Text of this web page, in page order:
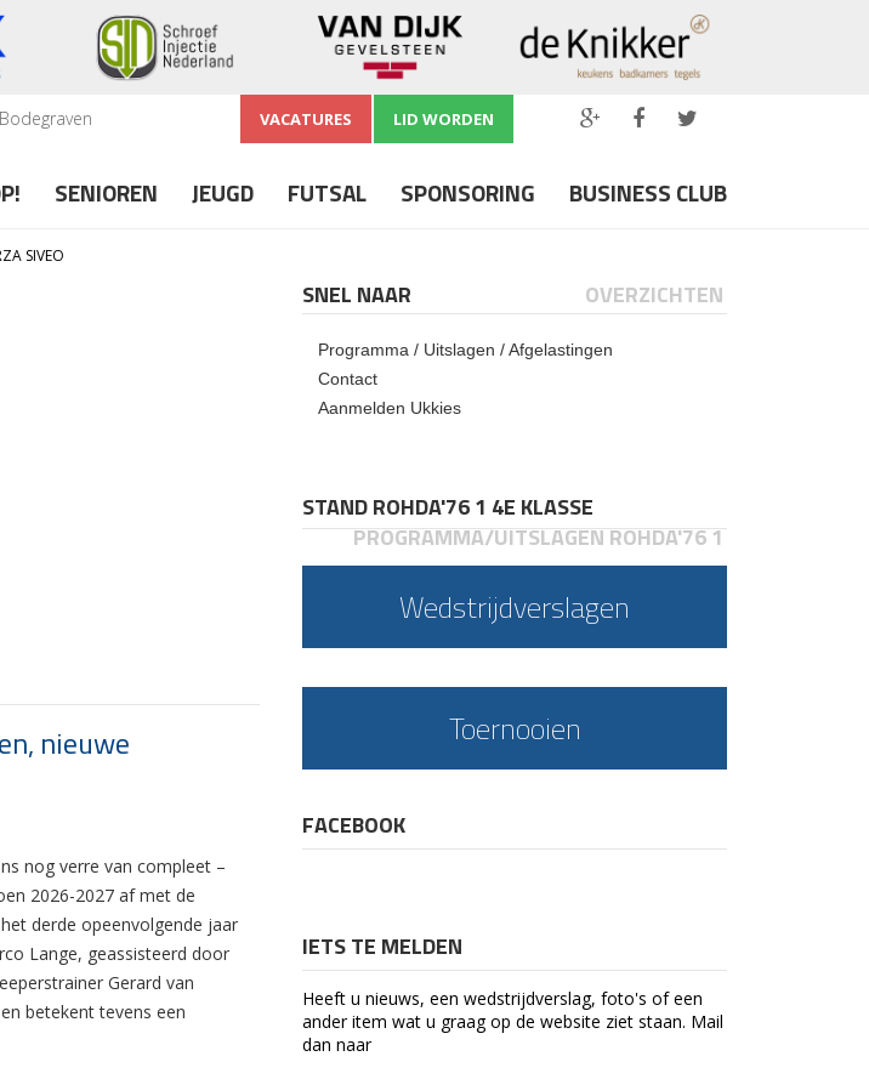
VACATURES LID WORDEN
SENIOREN JEUGD FUTSAL SPONSORING BUSINESS CLUB
SIVEO
nieuwe
nog verre van compleet –
2026-2027 af met de
derde opeenvolgende jaar
Lange, geassisteerd door
Gerard van
betekent tevens een
SNEL NAAR OVERZICHTEN
Programma / Uitslagen / Afgelastingen
Contact
Aanmelden Ukkies
STAND ROHDA'76 1 4E KLASSE
PROGRAMMA/UITSLAGEN ROHDA'76 1
Wedstrijdverslagen
Toernooien
FACEBOOK
IETS TE MELDEN
Heeft u nieuws, een wedstrijdverslag, foto's of een
ander item wat u graag op de website ziet staan. Mail
dan naar